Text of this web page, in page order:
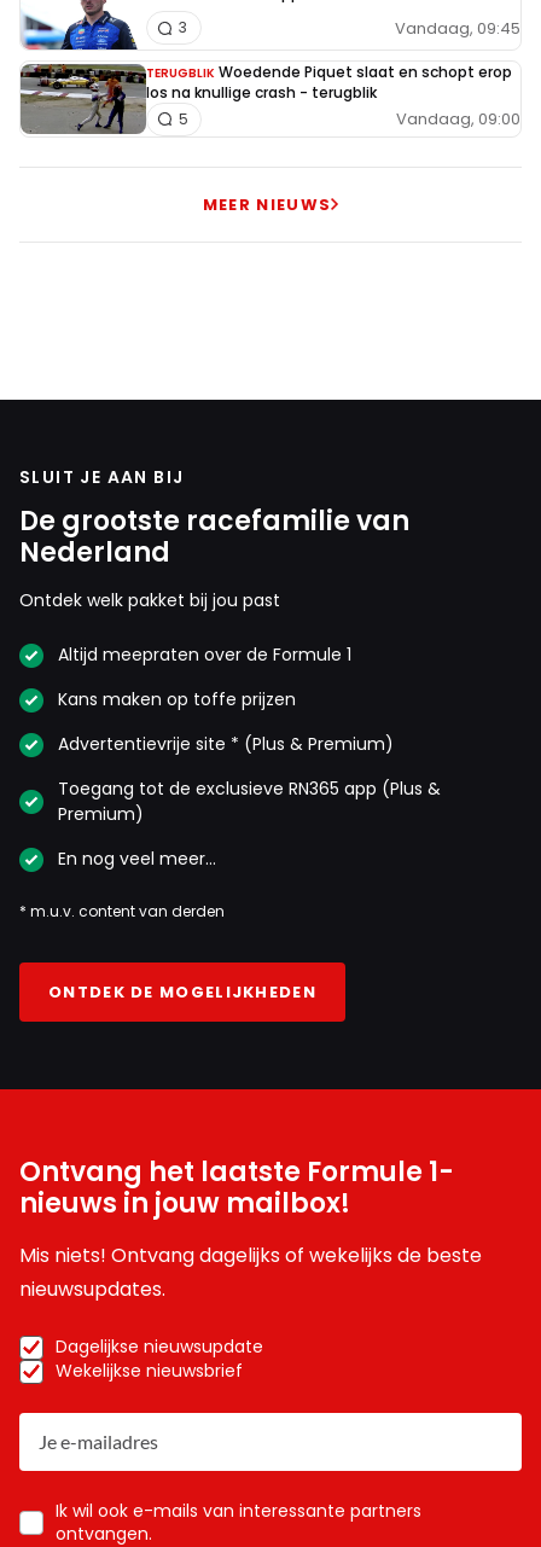
Vandaag, 09:45
3
TERUGBLIK Woedende Piquet slaat en schopt erop
los na knullige crash - terugblik
Vandaag, 09:00
5
MEER NIEUWS
SLUIT JE AAN BIJ
De grootste racefamilie van
Nederland
Ontdek welk pakket bij jou past
Altijd meepraten over de Formule 1
Kans maken op toffe prijzen
Advertentievrije site * (Plus & Premium)
Toegang tot de exclusieve RN365 app (Plus &
Premium)
En nog veel meer…
* m.u.v. content van derden
ONTDEK DE MOGELIJKHEDEN
Ontvang het laatste Formule 1-
nieuws in jouw mailbox!
Mis niets! Ontvang dagelijks of wekelijks de beste
nieuwsupdates.
Dagelijkse nieuwsupdate
Wekelijkse nieuwsbrief
Ik wil ook e-mails van interessante partners
ontvangen.